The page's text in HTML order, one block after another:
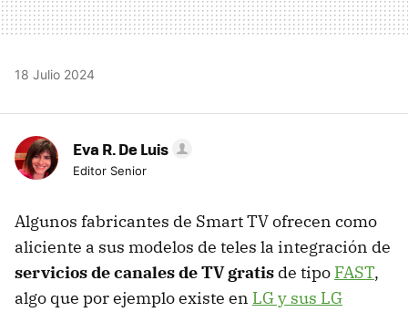
18 Julio 2024
Eva R. De Luis
Editor Senior
Algunos fabricantes de Smart TV ofrecen como
aliciente a sus modelos de teles la integración de
servicios de canales de TV gratis de tipo FAST,
algo que por ejemplo existe en LG y sus LG